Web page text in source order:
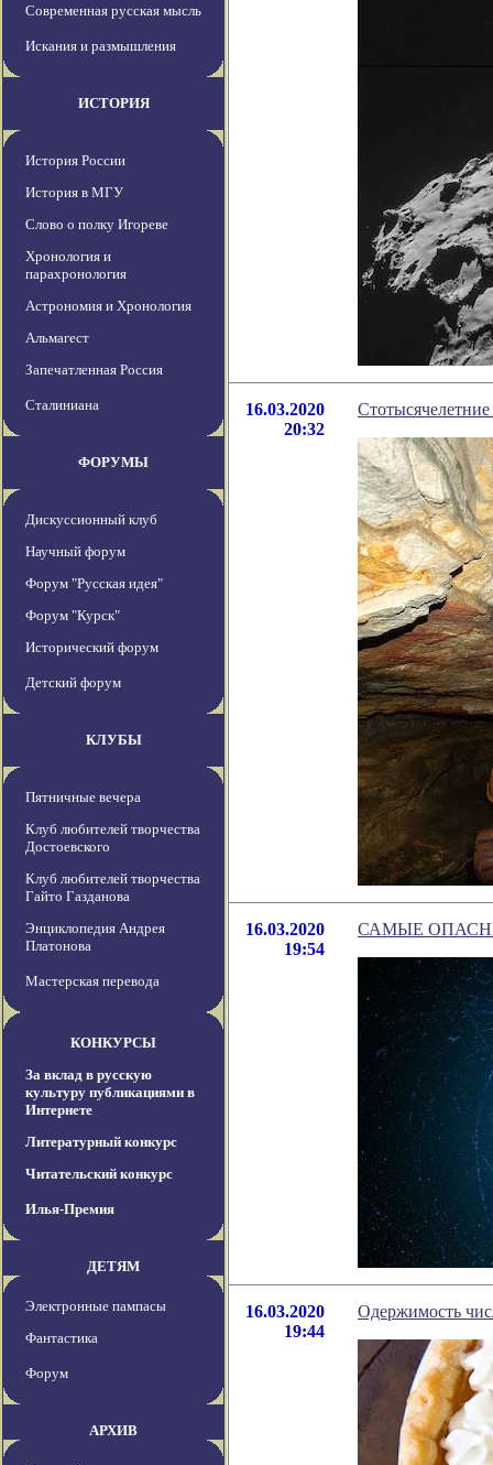
Современная русская мысль
Искания и размышления
ИСТОРИЯ
История России
История в МГУ
Слово о полку Игореве
Хронология и
парахронология
Астрономия и Хронология
Альмагест
Запечатленная Россия
Сталиниана
ФОРУМЫ
Дискуссионный клуб
Научный форум
Форум "Русская идея"
Форум "Курск"
Исторический форум
Детский форум
КЛУБЫ
Пятничные вечера
Клуб любителей творчества
Достоевского
Клуб любителей творчества
Гайто Газданова
Энциклопедия Андрея
Платонова
Мастерская перевода
КОНКУРСЫ
За вклад в русскую
культуру публикациями в
Интернете
Литературный конкурс
Читательский конкурс
Илья-Премия
ДЕТЯМ
Электронные пампасы
Фантастика
Форум
АРХИВ
16.03.2020
20:32
16.03.2020
19:54
САМЫЕ
16.03.2020
19:44
Одержимость